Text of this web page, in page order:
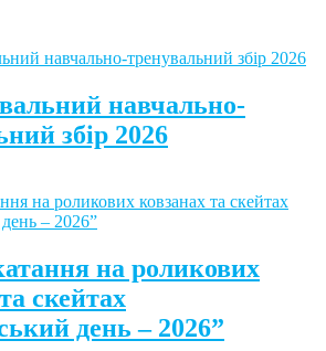
навчально-
збір 2026
на роликових
скейтах
день – 2026”